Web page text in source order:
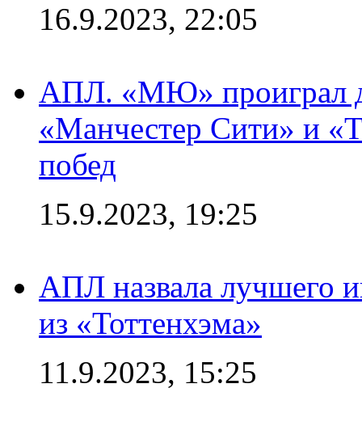
16.9.2023, 22:05
АПЛ. «МЮ» проиграл
«Манчестер Сити» и
побед
15.9.2023, 19:25
АПЛ назвала лучшего
из «Тоттенхэма»
11.9.2023, 15:25